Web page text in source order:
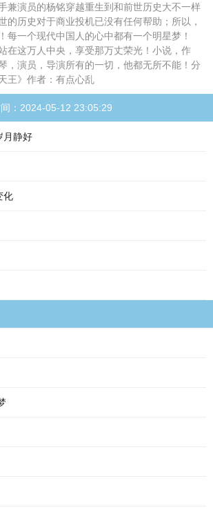
兼演员的杨铭穿越重生到和前世历史大不一样
的历史对于商业投机已没有任何帮助；所以，
每一个现代中国人的心中都有一个明星梦！
在这万人中央，享受那万丈荣光！小说，作
，演员，导演所有的一切，他都无所不能！分
王》作者：有点心乱
：2024-05-12 23:05:29
月静好
化